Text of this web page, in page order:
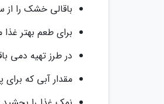
باقالی خشک را
برای طعم بهتر
در طرز تهیه دمی
مقدار آبی که برای